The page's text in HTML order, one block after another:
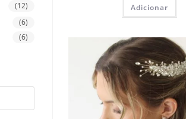
Adicionar
(12)
(6)
(6)